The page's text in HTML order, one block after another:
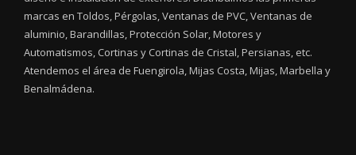
marcas en Toldos, Pérgolas, Ventanas de PVC, Ventanas de
aluminio, Barandillas, Protección Solar, Motores y
Automatismos, Cortinas y Cortinas de Cristal, Persianas, etc.
Atendemos el área de Fuengirola, Mijas Costa, Mijas, Marbella y
Benalmádena.